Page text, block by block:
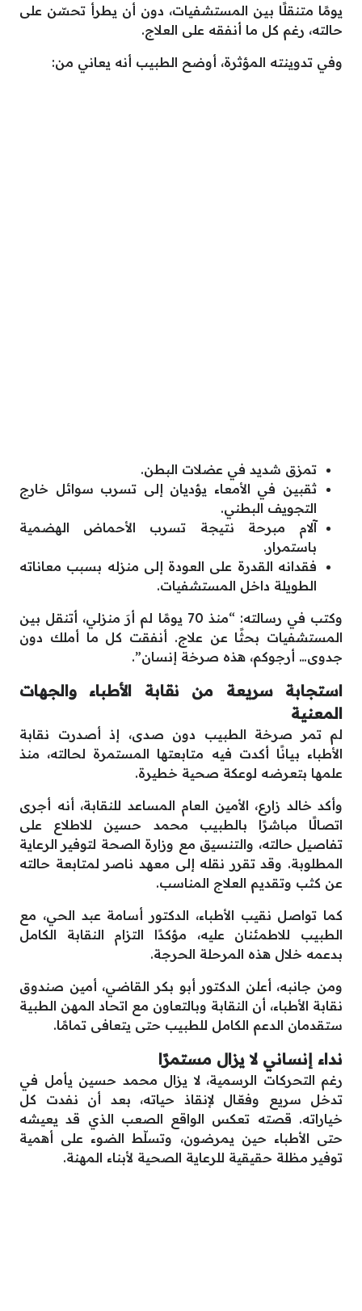
يومًا متنقلًا بين المستشفيات، دون أن يطرأ تحسّن على
حالته، رغم كل ما أنفقه على العلاج.
وفي تدوينته المؤثرة، أوضح الطبيب أنه يعاني من:
تمزق شديد في عضلات البطن.
ثقبين في الأمعاء يؤديان إلى تسرب سوائل خارج
التجويف البطني.
آلام مبرحة نتيجة تسرب الأحماض الهضمية
باستمرار.
فقدانه القدرة على العودة إلى منزله بسبب معاناته
الطويلة داخل المستشفيات.
وكتب في رسالته: “منذ 70 يومًا لم أرَ منزلي، أتنقل بين
المستشفيات بحثًا عن علاج. أنفقت كل ما أملك دون
جدوى… أرجوكم، هذه صرخة إنسان”.
استجابة سريعة من نقابة الأطباء والجهات
المعنية
لم تمر صرخة الطبيب دون صدى، إذ أصدرت نقابة
الأطباء بيانًا أكدت فيه متابعتها المستمرة لحالته، منذ
علمها بتعرضه لوعكة صحية خطيرة.
وأكد خالد زارع، الأمين العام المساعد للنقابة، أنه أجرى
اتصالًا مباشرًا بالطبيب محمد حسين للاطلاع على
تفاصيل حالته، والتنسيق مع وزارة الصحة لتوفير الرعاية
المطلوبة. وقد تقرر نقله إلى معهد ناصر لمتابعة حالته
عن كثب وتقديم العلاج المناسب.
كما تواصل نقيب الأطباء، الدكتور أسامة عبد الحي، مع
الطبيب للاطمئنان عليه، مؤكدًا التزام النقابة الكامل
بدعمه خلال هذه المرحلة الحرجة.
ومن جانبه، أعلن الدكتور أبو بكر القاضي، أمين صندوق
نقابة الأطباء، أن النقابة وبالتعاون مع اتحاد المهن الطبية
ستقدمان الدعم الكامل للطبيب حتى يتعافى تمامًا.
نداء إنساني لا يزال مستمرًا
رغم التحركات الرسمية، لا يزال محمد حسين يأمل في
تدخل سريع وفعّال لإنقاذ حياته، بعد أن نفدت كل
خياراته. قصته تعكس الواقع الصعب الذي قد يعيشه
حتى الأطباء حين يمرضون، وتسلّط الضوء على أهمية
توفير مظلة حقيقية للرعاية الصحية لأبناء المهنة.